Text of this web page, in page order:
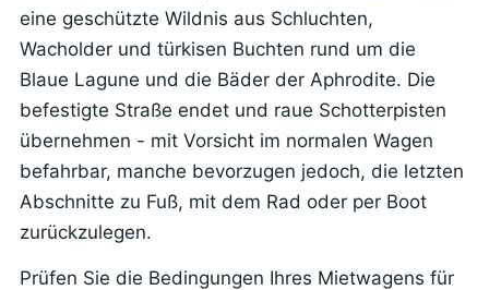
eine geschützte Wildnis aus Schluchten,
Wacholder und türkisen Buchten rund um die
Blaue Lagune und die Bäder der Aphrodite. Die
befestigte Straße endet und raue Schotterpisten
übernehmen - mit Vorsicht im normalen Wagen
befahrbar, manche bevorzugen jedoch, die letzten
Abschnitte zu Fuß, mit dem Rad oder per Boot
zurückzulegen.
Prüfen Sie die Bedingungen Ihres Mietwagens für